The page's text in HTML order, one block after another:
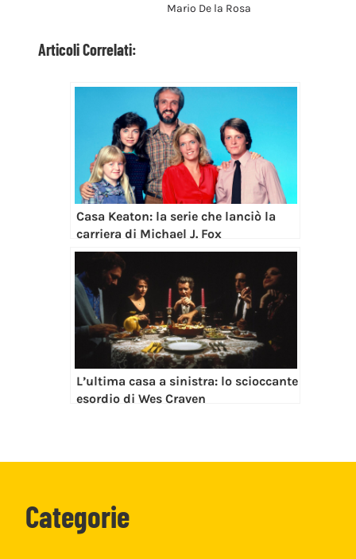
Mario De la Rosa
Articoli Correlati:
Casa Keaton: la serie che lanciò la
carriera di Michael J. Fox
L’ultima casa a sinistra: lo scioccante
esordio di Wes Craven
Categorie